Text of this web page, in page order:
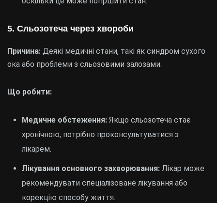
5. Сльозотеча через хвороби
Причина: Деякі медичні стани, такі як синдром сухого
ока або проблеми з сльозовими залозами.
Що робити:
Медичне обстеження: Якщо сльозотеча стає
хронічною, потрібно проконсультуватися з
лікарем.
Лікування основного захворювання: Лікар може
рекомендувати спеціалізоване лікування або
корекцію способу життя.